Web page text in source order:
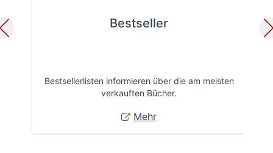
Bestseller
Bestsellerlisten informieren über die am meisten
verkauften Bücher.
Mehr